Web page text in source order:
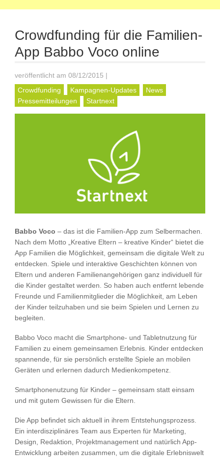
Crowdfunding für die Familien-
App Babbo Voco online
veröffentlicht am 08/12/2015 |
Crowdfunding
Kampagnen-Updates
News
Pressemitteilungen
Startnext
Babbo Voco – das ist die Familien-App zum Selbermachen.
Nach dem Motto „Kreative Eltern – kreative Kinder“ bietet die
App Familien die Möglichkeit, gemeinsam die digitale Welt zu
entdecken. Spiele und interaktive Geschichten können von
Eltern und anderen Familienangehörigen ganz individuell für
die Kinder gestaltet werden. So haben auch entfernt lebende
Freunde und Familienmitglieder die Möglichkeit, am Leben
der Kinder teilzuhaben und sie beim Spielen und Lernen zu
begleiten.
Babbo Voco macht die Smartphone- und Tabletnutzung für
Familien zu einem gemeinsamen Erlebnis. Kinder entdecken
spannende, für sie persönlich erstellte Spiele an mobilen
Geräten und erlernen dadurch Medienkompetenz.
Smartphonenutzung für Kinder – gemeinsam statt einsam
und mit gutem Gewissen für die Eltern.
Die App befindet sich aktuell in ihrem Entstehungsprozess.
Ein interdisziplinäres Team aus Experten für Marketing,
Design, Redaktion, Projektmanagement und natürlich App-
Entwicklung arbeiten zusammen, um die digitale Erlebniswelt